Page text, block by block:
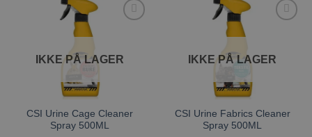
IKKE PÅ LAGER
CSI Urine Cage Cleaner
Spray 500ML
IKKE PÅ LAGER
CSI Urine Fabrics Cleaner
Spray 500ML